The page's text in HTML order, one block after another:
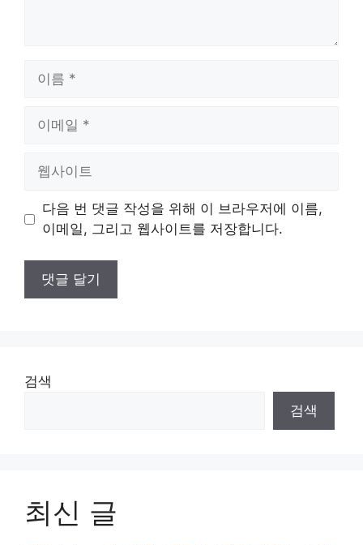
트
다음 번 댓글 작성을 위해 이 브라우저에 이름,
이메일, 그리고 웹사이트를 저장합니다.
검색
검색
최신 글